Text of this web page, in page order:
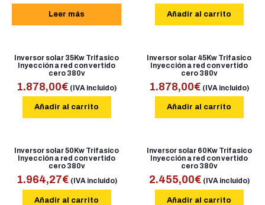
Leer más Añadir al carrito
Inversor solar 35Kw Trifasico
Inyección a red con vertido
cero 380v
1.878,00€ (IVA incluido)
Añadir al carrito
Inversor solar 45Kw Trifasico
Inyección a red con vertido
cero 380v
1.878,00€ (IVA incluido)
Añadir al carrito
Inversor solar 50Kw Trifasico
Inyección a red con vertido
cero 380v
1.964,27€ (IVA incluido)
Añadir al carrito
Inversor solar 60Kw Trifasico
Inyección a red con vertido
cero 380v
2.455,00€ (IVA incluido)
Añadir al carrito